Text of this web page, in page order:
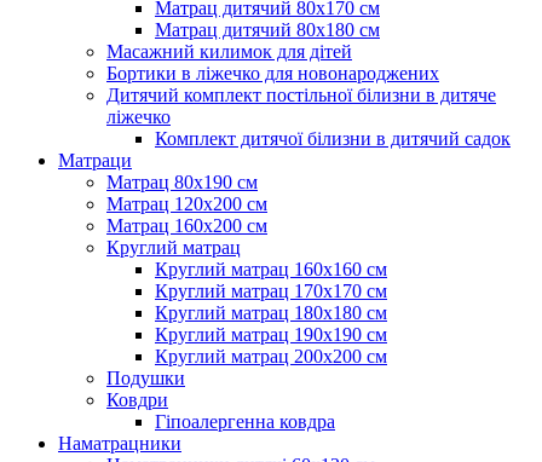
Матрац дитячий 80х170 см
Матрац дитячий 80х180 см
Масажний килимок для дітей
Бортики в ліжечко для новонароджених
Дитячий комплект постільної білизни в дитяче
ліжечко
Комплект дитячої білизни в дитячий садок
Матраци
Матрац 80х190 см
Матрац 120х200 см
Матрац 160х200 см
Круглий матрац
Круглий матрац 160х160 см
Круглий матрац 170х170 см
Круглий матрац 180х180 см
Круглий матрац 190х190 см
Круглий матрац 200х200 см
Подушки
Ковдри
Гіпоалергенна ковдра
Наматрацники